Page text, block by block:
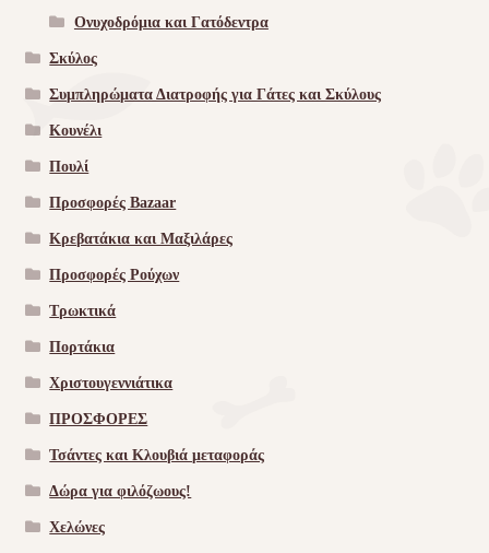
Ονυχοδρόμια και Γατόδεντρα
Σκύλος
Συμπληρώματα Διατροφής για Γάτες και Σκύλους
Κουνέλι
Πουλί
Προσφορές Bazaar
Κρεβατάκια και Μαξιλάρες
Προσφορές Ρούχων
Τρωκτικά
Πορτάκια
Χριστουγεννιάτικα
ΠΡΟΣΦΟΡΕΣ
Τσάντες και Κλουβιά μεταφοράς
Δώρα για φιλόζωους!
Χελώνες